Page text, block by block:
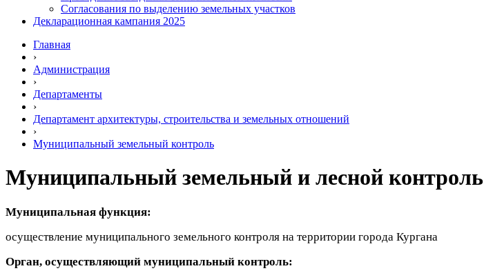
Согласования по выделению земельных участков
Декларационная кампания 2025
Главная
›
Администрация
›
Департаменты
›
Департамент архитектуры, строительства и земельных отношений
›
Муниципальный земельный контроль
Муниципальный земельный и лесной контроль
Муниципальная функция:
осуществление муниципального земельного контроля на территории города Кургана
Орган, осуществляющий муниципальный контроль: